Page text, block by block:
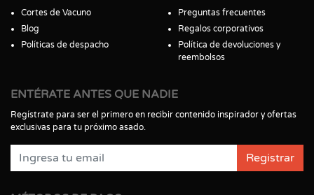
Cortes de Vacuno
Blog
Políticas de despacho
Preguntas frecuentes
Regalos corporativos
Política de devoluciones y
reembolsos
ENTÉRATE ANTES QUE NADIE
Regístrate para ser el primero en recibir contenido inspirador y ofertas
exclusivas para tu próximo asado.
Registrar